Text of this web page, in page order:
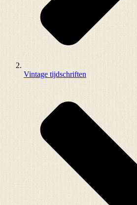
Vintage tijdschriften